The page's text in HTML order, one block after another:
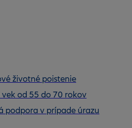
životné poistenie
od 55 do 70 rokov
podpora v prípade úrazu